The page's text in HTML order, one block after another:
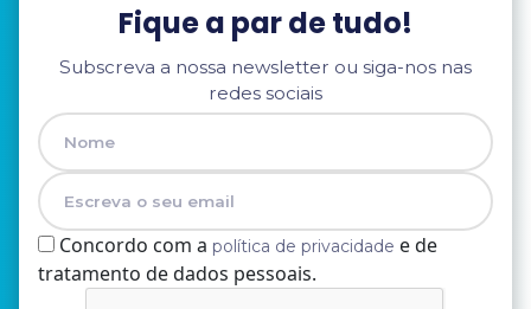
Fique a par de tudo!
Subscreva a nossa newsletter ou siga-nos nas
redes sociais
Nome
E-mail
Concordo com a política de privacidade e de
tratamento de dados pessoais.